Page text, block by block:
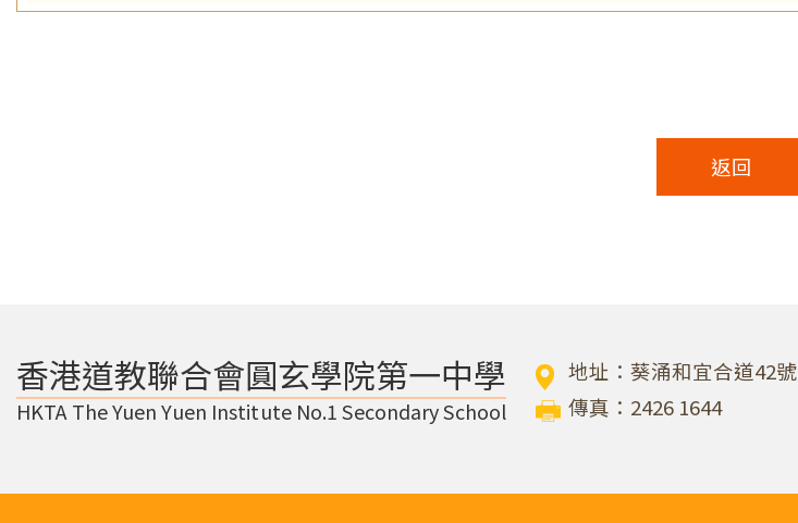
返回
香港道教聯合會圓玄學院第一中學
HKTA The Yuen Yuen Institute No.1 Secondary School
地址：葵涌和宜合道42號
傳真：2426 1644